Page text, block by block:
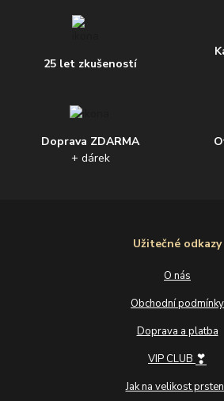
25 let zkušeností
Doprava ZDARMA
+ dárek
Užitečné odkazy
O nás
Obchodní podmínky
Doprava a platba
VIP CLUB ❣
Jak na velikost